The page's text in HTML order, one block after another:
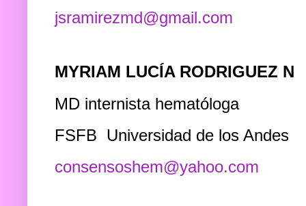
jsramirezmd@gmail.com
MYRIAM LUCÍA RODRIGUEZ N
MD internista hematóloga
FSFB Universidad de los Andes
consensoshem@yahoo.com